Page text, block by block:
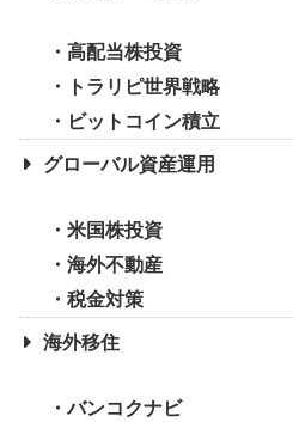
高配当株投資
トラリピ世界戦略
ビットコイン積立
グローバル資産運用
米国株投資
海外不動産
税金対策
海外移住
バンコクナビ